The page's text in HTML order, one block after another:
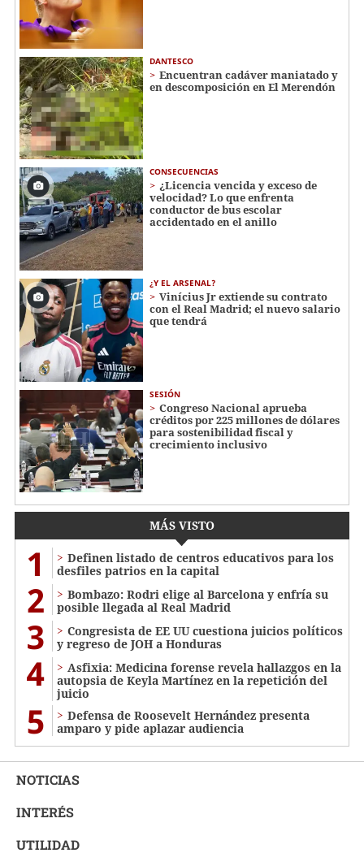
DANTESCO
Encuentran cadáver maniatado y
en descomposición en El Merendón
CONSECUENCIAS
¿Licencia vencida y exceso de
velocidad? Lo que enfrenta
conductor de bus escolar
accidentado en el anillo
¿Y EL ARSENAL?
Vinícius Jr extiende su contrato
con el Real Madrid; el nuevo salario
que tendrá
SESIÓN
Congreso Nacional aprueba
créditos por 225 millones de dólares
para sostenibilidad fiscal y
crecimiento inclusivo
MÁS VISTO
1
Definen listado de centros educativos para los
desfiles patrios en la capital
2
Bombazo: Rodri elige al Barcelona y enfría su
posible llegada al Real Madrid
3
Congresista de EE UU cuestiona juicios políticos
y regreso de JOH a Honduras
4
Asfixia: Medicina forense revela hallazgos en la
autopsia de Keyla Martínez en la repetición del
juicio
5
Defensa de Roosevelt Hernández presenta
amparo y pide aplazar audiencia
NOTICIAS
INTERÉS
UTILIDAD